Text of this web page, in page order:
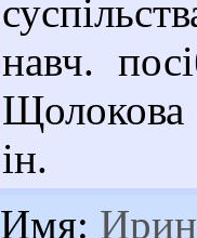
навч.
ін.
Имя: